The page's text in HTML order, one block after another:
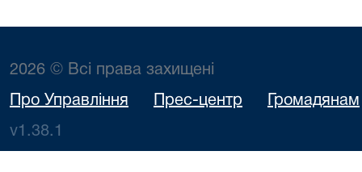
2026 © Всі права захищені
Про Управління Прес-центр Громадянам
v1.38.1